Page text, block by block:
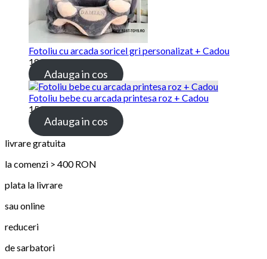
Fotoliu cu arcada soricel gri personalizat + Cadou
189.00 lei
Adauga in cos
Fotoliu bebe cu arcada printesa roz + Cadou
159.00 lei
Adauga in cos
livrare gratuita
la comenzi > 400 RON
plata la livrare
sau online
reduceri
de sarbatori